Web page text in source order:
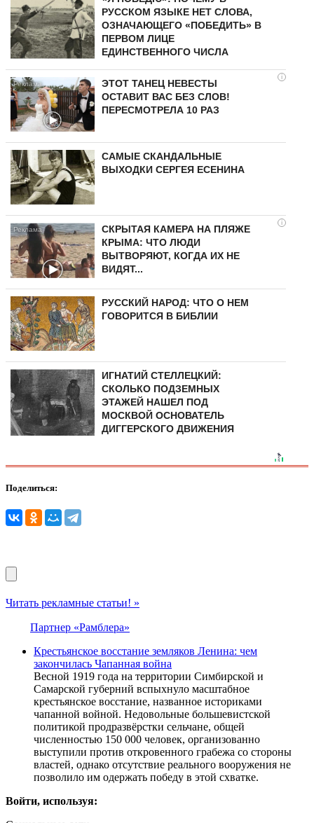
РУССКОМ ЯЗЫКЕ НЕТ СЛОВА,
ОЗНАЧАЮЩЕГО «ПОБЕДИТЬ» В
ПЕРВОМ ЛИЦЕ
ЕДИНСТВЕННОГО ЧИСЛА
i
ЭТОТ ТАНЕЦ НЕВЕСТЫ
ОСТАВИТ ВАС БЕЗ СЛОВ!
ПЕРЕСМОТРЕЛА 10 РАЗ
САМЫЕ СКАНДАЛЬНЫЕ
ВЫХОДКИ СЕРГЕЯ ЕСЕНИНА
i
СКРЫТАЯ КАМЕРА НА ПЛЯЖЕ
КРЫМА: ЧТО ЛЮДИ
ВЫТВОРЯЮТ, КОГДА ИХ НЕ
ВИДЯТ...
РУССКИЙ НАРОД: ЧТО О НЕМ
ГОВОРИТСЯ В БИБЛИИ
ИГНАТИЙ СТЕЛЛЕЦКИЙ:
СКОЛЬКО ПОДЗЕМНЫХ
ЭТАЖЕЙ НАШЕЛ ПОД
МОСКВОЙ ОСНОВАТЕЛЬ
ДИГГЕРСКОГО ДВИЖЕНИЯ
Поделиться:
Читать рекламные статьи! »
Партнер «Рамблера»
Крестьянское восстание земляков Ленина: чем
закончилась Чапанная война
Весной 1919 года на территории Симбирской и
Самарской губерний вспыхнуло масштабное
крестьянское восстание, названное историками
чапанной войной. Недовольные большевистской
политикой продразвёрстки сельчане, общей
численностью 150 000 человек, организованно
выступили против откровенного грабежа со стороны
властей, однако отсутствие реального вооружения не
позволило им одержать победу в этой схватке.
Войти, используя: